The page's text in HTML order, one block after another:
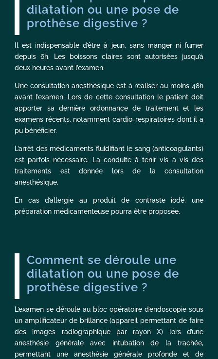
dilatation ou une pose de
prothèse digestive ?
Il est indispensable d’être à jeun, sans manger ni fumer
depuis 6h. Les boissons claires sont autorisées jusqu’à
deux heures avant l’examen.
Une consultation anesthésique est à réaliser au moins 48h
avant l’examen. Lors de cette consultation le patient doit
apporter sa dernière ordonnance de traitement et les
examens récents, notamment cardio-respiratoires dont il a
pu bénéficier.
L’arrêt des médicaments fluidifiant le sang (anticoagulants)
est parfois nécessaire. La conduite à tenir vis à vis des
traitements est donnée lors de la consultation
anesthésique.
En cas d’allergie au produit de contraste iodé, une
préparation médicamenteuse pourra être proposée.
Comment se déroule une
dilatation ou une pose de
prothèse digestive ?
L’examen se déroule au bloc opératoire d’endoscopie sous
un amplificateur de brillance (appareil permettant de faire
des images radiographique par rayon X) lors d’une
anesthésie générale avec intubation de la trachée,
permettant une anesthésie générale profonde et de